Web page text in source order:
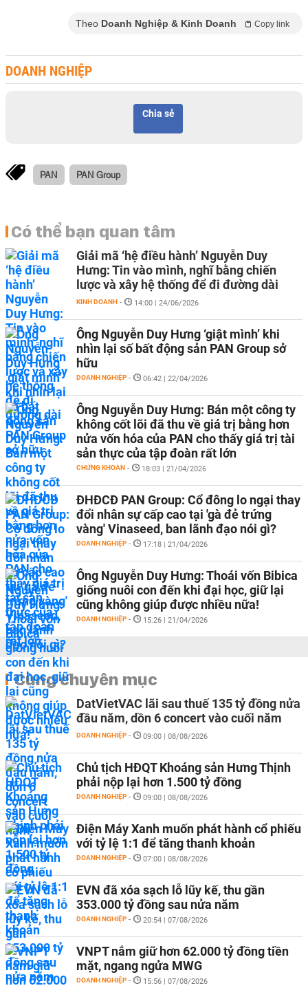
Theo Doanh Nghiệp & Kinh Doanh Copy link
DOANH NGHIỆP
Chia sẻ
PAN PAN Group
Có thể bạn quan tâm
Giải mã ‘hệ điều hành’ Nguyễn Duy
Hưng: Tin vào mình, nghĩ bằng chiến
lược và xây hệ thống để đi đường dài
KINH DOANH - 14:00 | 24/06/2026
Ông Nguyễn Duy Hưng ‘giật mình’ khi
nhìn lại số bất động sản PAN Group sở
hữu
DOANH NGHIỆP - 06:42 | 22/04/2026
Ông Nguyễn Duy Hưng: Bán một công ty
không cốt lõi đã thu về giá trị bằng hơn
nửa vốn hóa của PAN cho thấy giá trị tài
sản thực của tập đoàn rất lớn
CHỨNG KHOÁN - 18:03 | 21/04/2026
ĐHĐCĐ PAN Group: Cổ đông lo ngại thay
đổi nhân sự cấp cao tại 'gà đẻ trứng
vàng' Vinaseed, ban lãnh đạo nói gì?
DOANH NGHIỆP - 17:18 | 21/04/2026
Ông Nguyễn Duy Hưng: Thoái vốn Bibica
giống nuôi con đến khi đại học, giữ lại
cũng không giúp được nhiều nữa!
DOANH NGHIỆP - 15:26 | 21/04/2026
Cùng chuyên mục
DatVietVAC lãi sau thuế 135 tỷ đồng nửa
đầu năm, dồn 6 concert vào cuối năm
DOANH NGHIỆP - 09:00 | 08/08/2026
Chủ tịch HĐQT Khoáng sản Hưng Thịnh
phải nộp lại hơn 1.500 tỷ đồng
DOANH NGHIỆP - 09:00 | 08/08/2026
Điện Máy Xanh muốn phát hành cổ phiếu
với tỷ lệ 1:1 để tăng thanh khoản
DOANH NGHIỆP - 07:00 | 08/08/2026
EVN đã xóa sạch lỗ lũy kế, thu gần
353.000 tỷ đồng sau nửa năm
DOANH NGHIỆP - 20:54 | 07/08/2026
VNPT nắm giữ hơn 62.000 tỷ đồng tiền
mặt, ngang ngửa MWG
DOANH NGHIỆP - 15:56 | 07/08/2026